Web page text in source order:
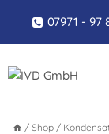
springen
07971 - 97
/ Shop /